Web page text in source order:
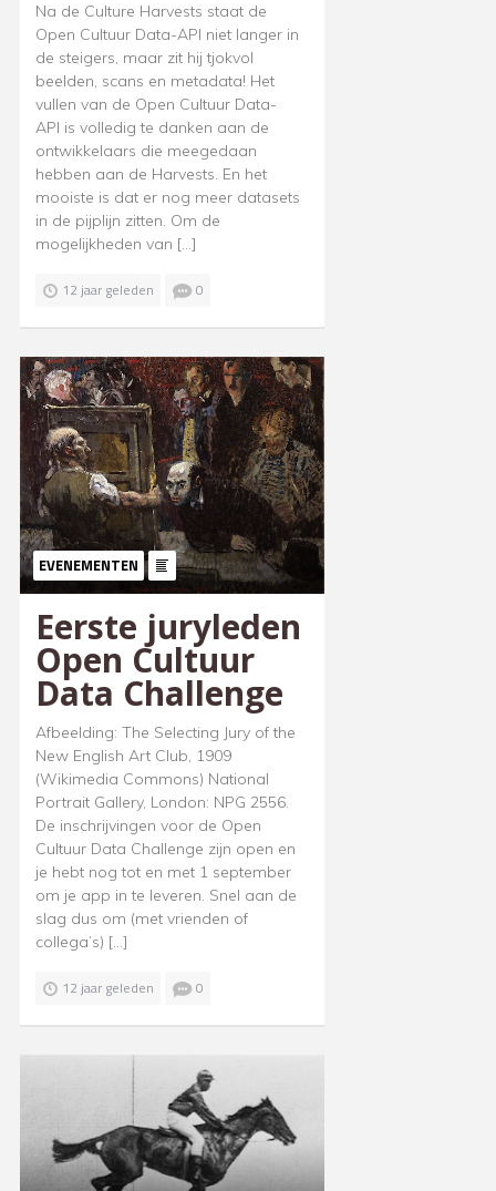
Na de Culture Harvests staat de
Open Cultuur Data-API niet langer in
de steigers, maar zit hij tjokvol
beelden, scans en metadata! Het
vullen van de Open Cultuur Data-
API is volledig te danken aan de
ontwikkelaars die meegedaan
hebben aan de Harvests. En het
mooiste is dat er nog meer datasets
in de pijplijn zitten. Om de
mogelijkheden van […]
12 jaar geleden 0
EVENEMENTEN
Eerste juryleden
Open Cultuur
Data Challenge
Afbeelding: The Selecting Jury of the
New English Art Club, 1909
(Wikimedia Commons) National
Portrait Gallery, London: NPG 2556.
De inschrijvingen voor de Open
Cultuur Data Challenge zijn open en
je hebt nog tot en met 1 september
om je app in te leveren. Snel aan de
slag dus om (met vrienden of
collega’s) […]
12 jaar geleden 0